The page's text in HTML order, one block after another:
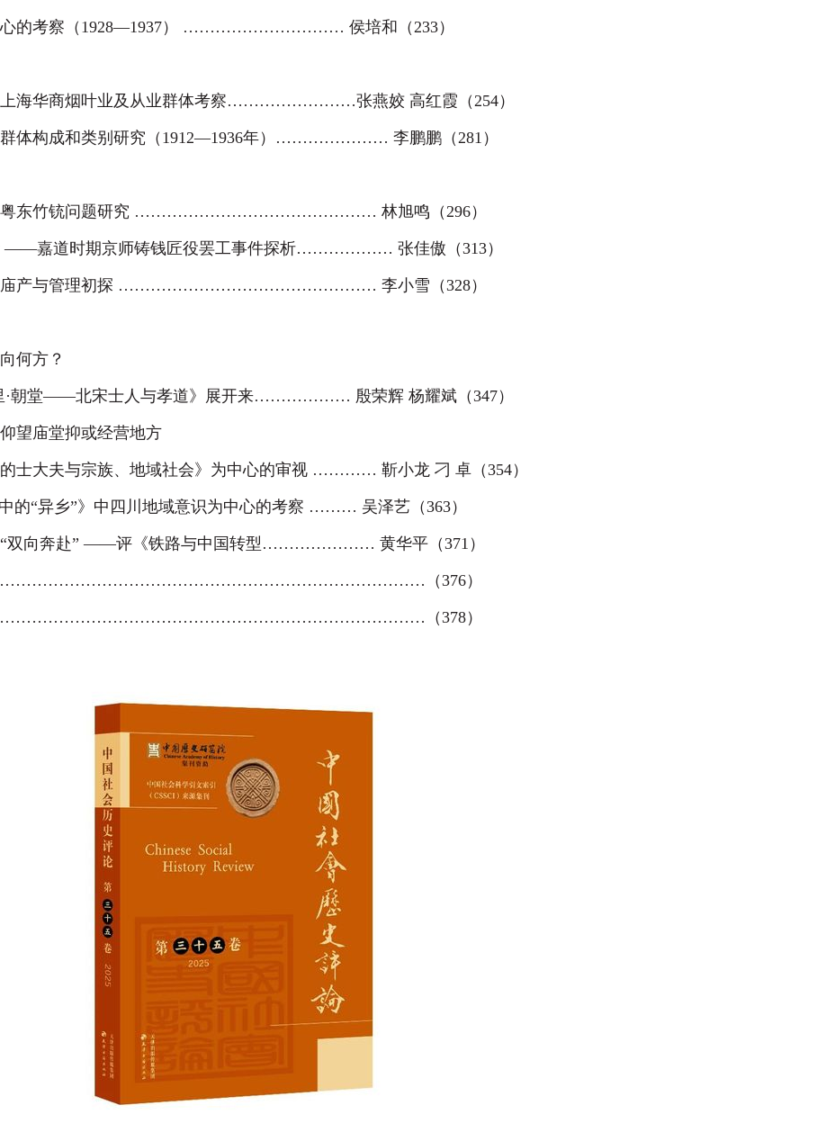
的考察（ 1928—1937） ………………………… 侯培和（233）
上海华商烟叶业及从业群体考察……………………张燕姣 高红霞（254）
体构成和类别研究（ 1912—1936年） ………………… 李鹏鹏（281 ）
东竹铳问题研究 ……………………………………… 林旭鸣（296）
——嘉道时期京师铸钱匠役罢工事件探析……………… 张佳傲（313）
产与管理初探 ………………………………………… 李小雪（328）
何方？
朝堂——北宋士人与孝道》展开来……………… 殷荣辉 杨耀斌（347）
望庙堂抑或经营地方
士大夫与宗族、地域社会》为中心的审视 ………… 靳小龙 刁 卓（354）
的“异乡”》中四川地域意识为中心的考察 ……… 吴泽艺（363）
双向奔赴”——评《铁路与中国转型 ………………… 黄华平（371 ）
（376）
（378）